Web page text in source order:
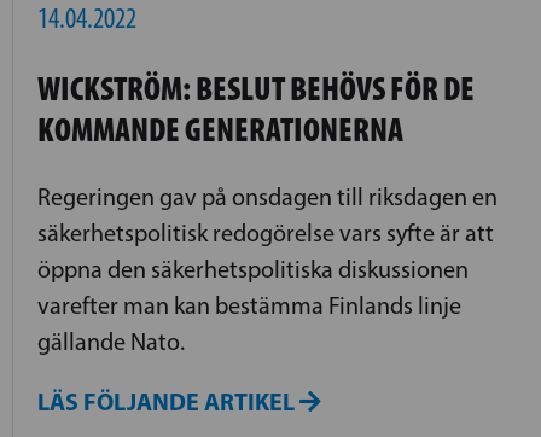
14.04.2022
WICKSTRÖM: BESLUT BEHÖVS FÖR DE
KOMMANDE GENERATIONERNA
Regeringen gav på onsdagen till riksdagen en
säkerhetspolitisk redogörelse vars syfte är att
öppna den säkerhetspolitiska diskussionen
varefter man kan bestämma Finlands linje
gällande Nato.
LÄS FÖLJANDE ARTIKEL